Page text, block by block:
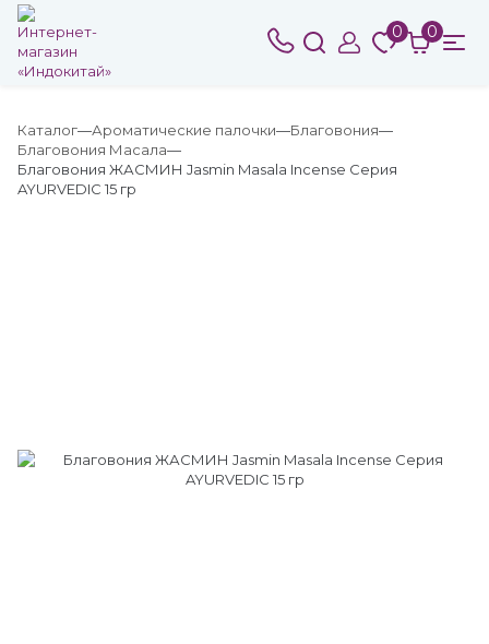
0 0
Каталог Ароматические палочки
Благовония
Благовония Масала
Благовония ЖАСМИН Jasmin Masala Incense Серия
AYURVEDIC 15 гр